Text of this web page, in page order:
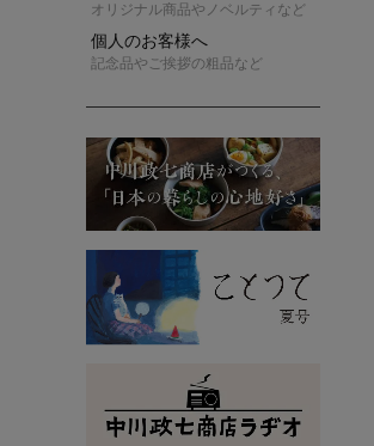
オリジナル商品やノベルティなど
個人のお客様へ
記念品やご挨拶の粗品など